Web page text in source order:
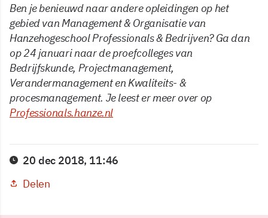
Ben je benieuwd naar andere opleidingen op het
gebied van Management & Organisatie van
Hanzehogeschool Professionals & Bedrijven? Ga dan
op 24 januari naar de proefcolleges van
Bedrijfskunde, Projectmanagement,
Verandermanagement en Kwaliteits- &
procesmanagement. Je leest er meer over op
Professionals.hanze.nl
20 dec 2018, 11:46
Delen